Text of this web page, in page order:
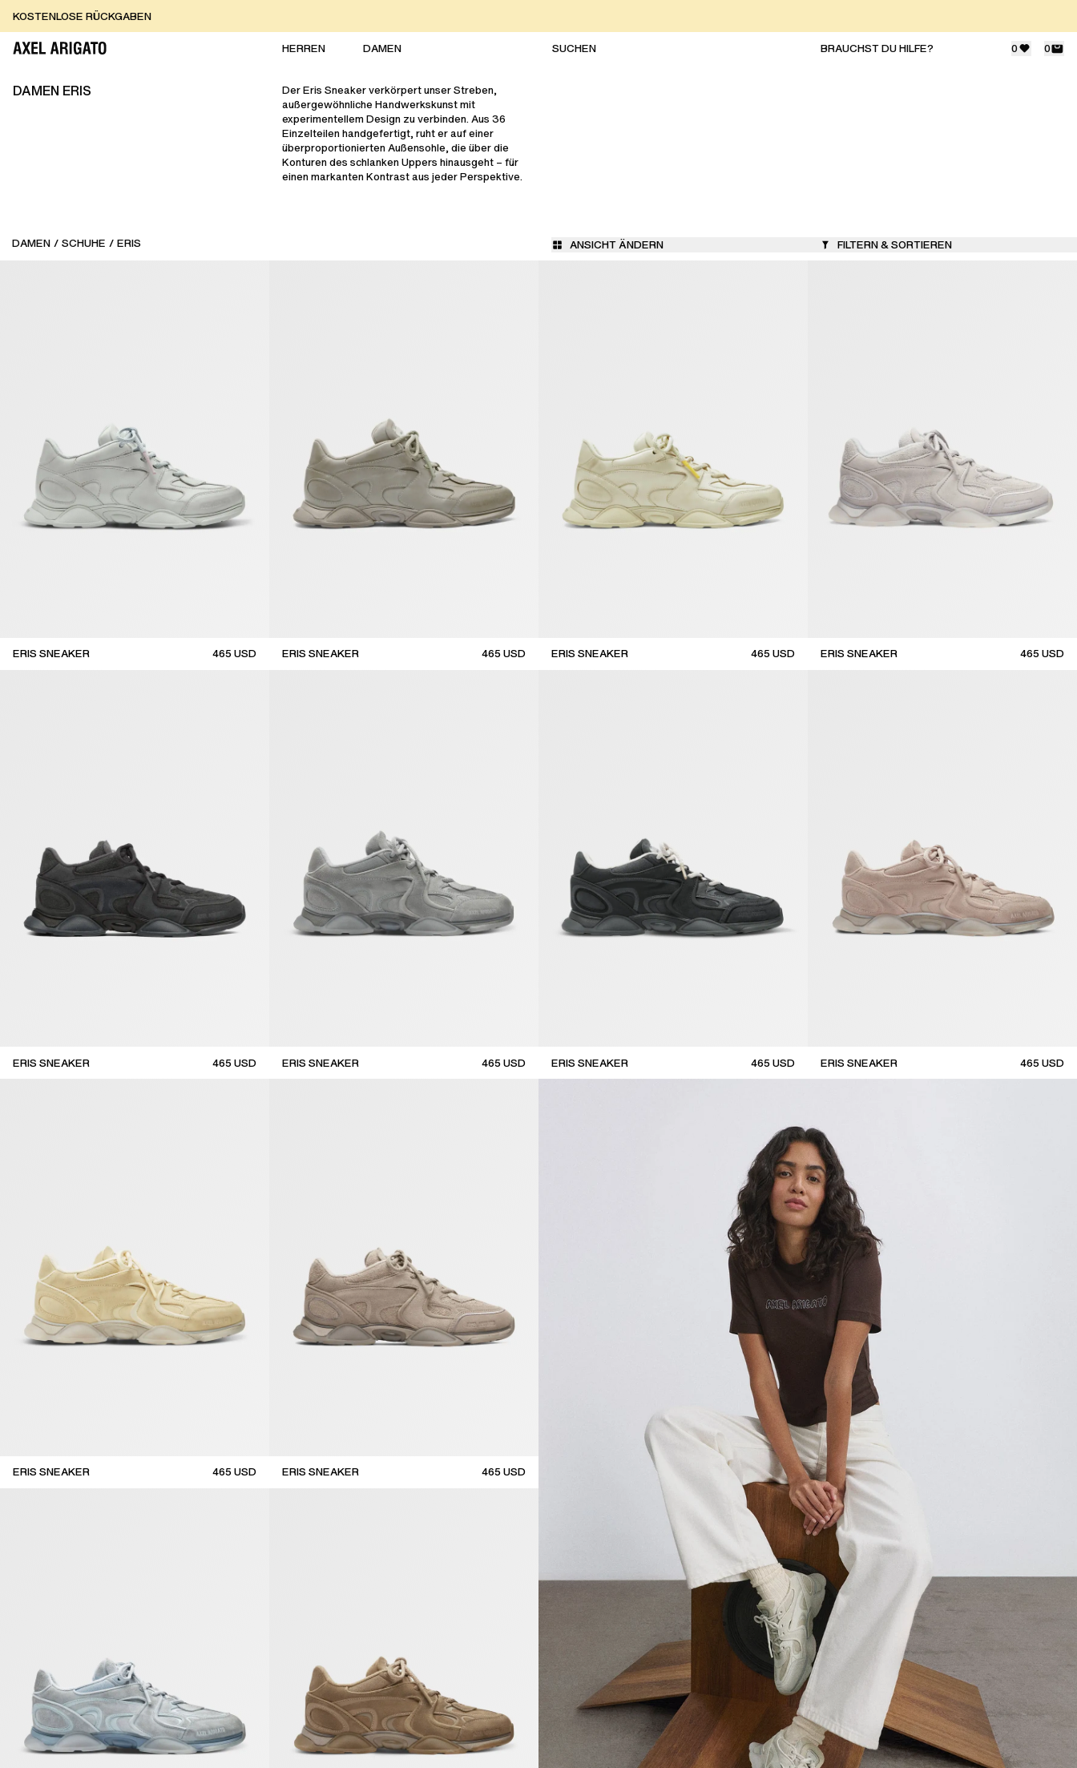
Zum Inhalt springen
KOSTENLOSE RÜCKGABEN
KOSTENLOSE EXPRESSLIEFERUNG
HERREN
DAMEN BRAUCHST DU HILFE? 0 0
DAMEN ERIS
Der Eris Sneaker verkörpert unser Streben,
außergewöhnliche Handwerkskunst mit
experimentellem Design zu verbinden. Aus 36
Einzelteilen handgefertigt, ruht er auf einer
überproportionierten Außensohle, die über die
Konturen des schlanken Uppers hinausgeht – für
einen markanten Kontrast aus jeder Perspektive.
DAMEN / SCHUHE / ERIS ANSICHT ÄNDERN FILTERN & SORTIEREN
ERIS SNEAKER 465USD ERIS SNEAKER 465USD ERIS SNEAKER 465USD ERIS SNEAKER 465USD
ERIS SNEAKER 465USD ERIS SNEAKER 465USD ERIS SNEAKER 465USD ERIS SNEAKER 465USD
ERIS SNEAKER 465USD ERIS SNEAKER 465USD